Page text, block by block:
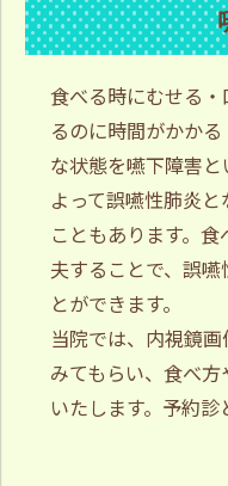
食べる時にむせる
るのに時間がかか
な状態を嚥下障害
よって誤嚥性肺炎
こともあります。
夫することで、誤
とができます。
当院では、内視鏡
みてもらい、食べ
いたします。予約診